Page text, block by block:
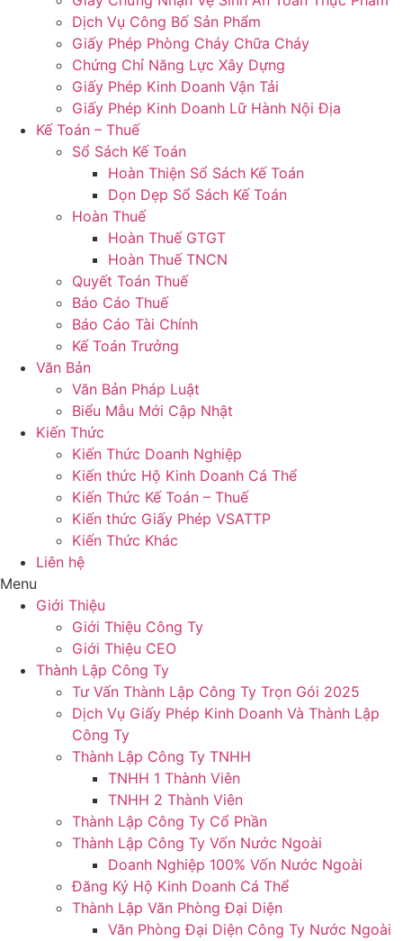
Dịch Vụ Công Bố Sản Phẩm
Giấy Phép Phòng Cháy Chữa Cháy
Chứng Chỉ Năng Lực Xây Dựng
Giấy Phép Kinh Doanh Vận Tải
Giấy Phép Kinh Doanh Lữ Hành Nội Địa
Kế Toán – Thuế
Sổ Sách Kế Toán
Hoàn Thiện Sổ Sách Kế Toán
Dọn Dẹp Sổ Sách Kế Toán
Hoàn Thuế
Hoàn Thuế GTGT
Hoàn Thuế TNCN
Quyết Toán Thuế
Báo Cáo Thuế
Báo Cáo Tài Chính
Kế Toán Trưởng
Văn Bản
Văn Bản Pháp Luật
Biểu Mẫu Mới Cập Nhật
Kiến Thức
Kiến Thức Doanh Nghiệp
Kiến thức Hộ Kinh Doanh Cá Thể
Kiến Thức Kế Toán – Thuế
Kiến thức Giấy Phép VSATTP
Kiến Thức Khác
Liên hệ
Menu
Giới Thiệu
Giới Thiệu Công Ty
Giới Thiệu CEO
Thành Lập Công Ty
Tư Vấn Thành Lập Công Ty Trọn Gói 2025
Dịch Vụ Giấy Phép Kinh Doanh Và Thành Lập
Công Ty
Thành Lập Công Ty TNHH
TNHH 1 Thành Viên
TNHH 2 Thành Viên
Thành Lập Công Ty Cổ Phần
Thành Lập Công Ty Vốn Nước Ngoài
Doanh Nghiệp 100% Vốn Nước Ngoài
Đăng Ký Hộ Kinh Doanh Cá Thể
Thành Lập Văn Phòng Đại Diện
Văn Phòng Đại Diện Công Ty Nước Ngoài